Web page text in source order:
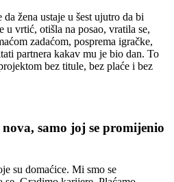
žena ustaje u šest ujutro da bi
u vrtić, otišla na posao, vratila se,
zadaćom, posprema igračke,
partnera kakav mu je bio dan. To
bez titule, bez plaće i bez
samo joj se promijenio
su domaćice. Mi smo se